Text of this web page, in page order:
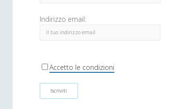
r
o
k
e
e
b
r
Indirizzo email:
Accetto le condizioni